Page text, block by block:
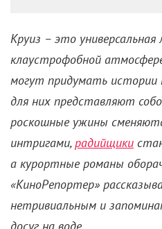
для них представляют
роскошные ужины
интригами,радийщики
а курортные романы
«КиноРепортер»
нетривиальным и
досуг на воде.
«Полосатый